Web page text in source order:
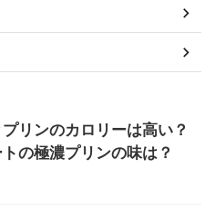
リンのカロリーは高い？
の極濃プリンの味は？